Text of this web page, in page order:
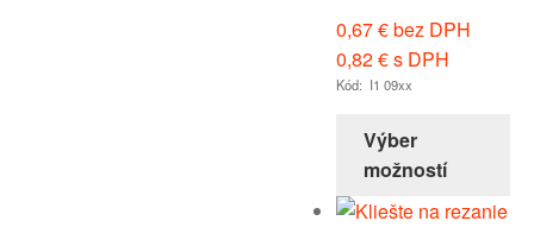
0,67€bez DPH
0,82€s DPH
Kód: I1 09xx
Výber
možností